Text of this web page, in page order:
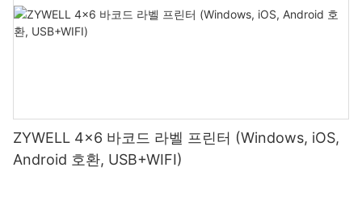
ZYWELL 4x6 바코드 라벨 프린터 (Windows, iOS,
Android 호환, USB+WIFI)